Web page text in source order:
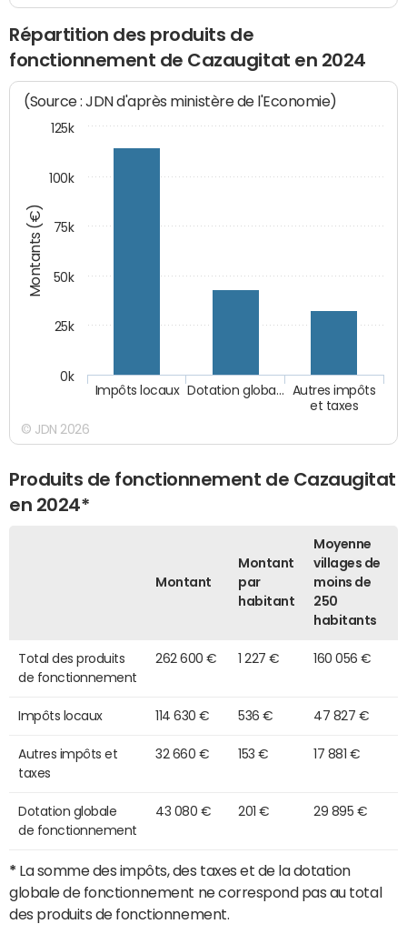
Répartition des produits de
fonctionnement de Cazaugitat en 2024
Montants (€)
(Source : JDN d'après ministère de l'Economie)
Autres impôts
et taxes
Dotation globa…
Impôts locaux
0k
25k
50k
75k
100k
125k
© JDN 2026
Produits de fonctionnement de Cazaugitat
en 2024*
Montant
Montant
par
habitant
Moyenne
villages de
moins de
250
habitants
Total des produits
de fonctionnement
262 600 € 1 227 € 160 056 €
Impôts locaux 114 630 € 536 € 47 827 €
Autres impôts et
taxes
32 660 € 153 € 17 881 €
Dotation globale
de fonctionnement
43 080 € 201 € 29 895 €
* La somme des impôts, des taxes et de la dotation
globale de fonctionnement ne correspond pas au total
des produits de fonctionnement.